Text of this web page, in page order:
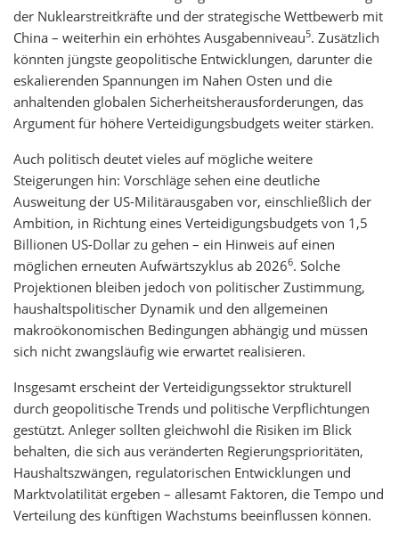
der Nuklearstreitkräfte und der strategische Wettbewerb mit
China – weiterhin ein erhöhtes Ausgabenniveau5. Zusätzlich
könnten jüngste geopolitische Entwicklungen, darunter die
eskalierenden Spannungen im Nahen Osten und die
anhaltenden globalen Sicherheitsherausforderungen, das
Argument für höhere Verteidigungsbudgets weiter stärken.
Auch politisch deutet vieles auf mögliche weitere
Steigerungen hin: Vorschläge sehen eine deutliche
Ausweitung der US-Militärausgaben vor, einschließlich der
Ambition, in Richtung eines Verteidigungsbudgets von 1,5
Billionen US-Dollar zu gehen – ein Hinweis auf einen
möglichen erneuten Aufwärtszyklus ab 20266. Solche
Projektionen bleiben jedoch von politischer Zustimmung,
haushaltspolitischer Dynamik und den allgemeinen
makroökonomischen Bedingungen abhängig und müssen
sich nicht zwangsläufig wie erwartet realisieren.
Insgesamt erscheint der Verteidigungssektor strukturell
durch geopolitische Trends und politische Verpflichtungen
gestützt. Anleger sollten gleichwohl die Risiken im Blick
behalten, die sich aus veränderten Regierungsprioritäten,
Haushaltszwängen, regulatorischen Entwicklungen und
Marktvolatilität ergeben – allesamt Faktoren, die Tempo und
Verteilung des künftigen Wachstums beeinflussen können.